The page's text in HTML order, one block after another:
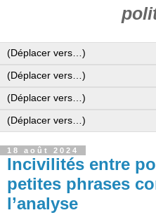
18 août 2024
Incivilités entre
petites phrases
l’analyse